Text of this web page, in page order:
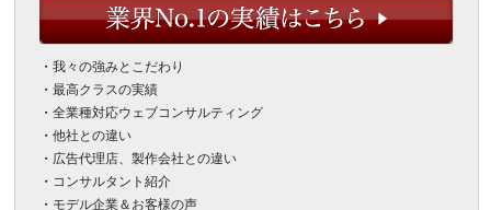
・ 我々の強みとこだわり
・ 最高クラスの実績
・ 全業種対応ウェブコンサルティング
・ 他社との違い
・ 広告代理店、製作会社との違い
・ コンサルタント紹介
・ モデル企業＆お客様の声